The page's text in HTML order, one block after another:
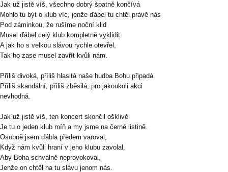
Jak už jistě víš, všechno dobrý špatně končívá
Mohlo tu být o klub víc, jenže ďábel tu chtěl právě nás
Pod záminkou, že rušíme noční klid
Musel ďábel celý klub kompletně vyklidit
A jak ho s velkou slávou rychle otevřel,
Tak ho zase musel zavřít kvůli nám.
Příliš divoká, příliš hlasitá naše hudba Bohu připadá
Příliš skandální, příliš zběsilá, pro jakoukoli akci
nevhodná.
Jak už jistě víš, ten koncert skončil ošklivě
Je tu o jeden klub míň a my jsme na černé listině.
Osobně jsem ďábla předem varoval,
Když nám kvůli hraní v jeho klubu zavolal,
Aby Boha schválně neprovokoval,
Jenže on chtěl na tu slávu jenom nás.